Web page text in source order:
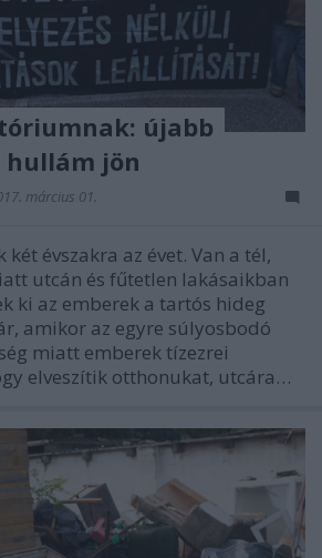
újabb
jön
március 01.
évszakra az évet. Van a tél,
utcán és fűtetlen lakásaikban
ki az emberek a tartós hideg
amikor az egyre súlyosbodó
miatt emberek tízezrei
elveszítik otthonukat, utcára…